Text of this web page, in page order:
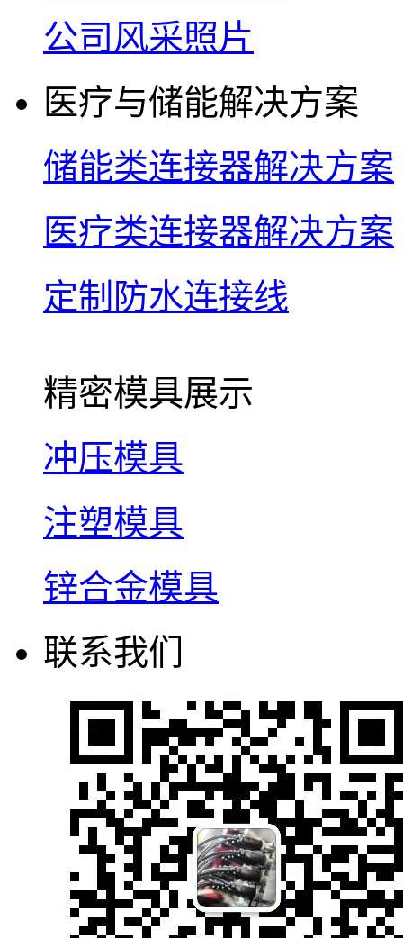
公司风采照片
医疗与储能解决方案
储能类连接器解决方案
医疗类连接器解决方案
定制防水连接线
精密模具展示
冲压模具
注塑模具
锌合金模具
联系我们